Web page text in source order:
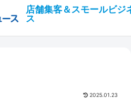
店舗集客＆スモールビジ
ス
2025.01.23